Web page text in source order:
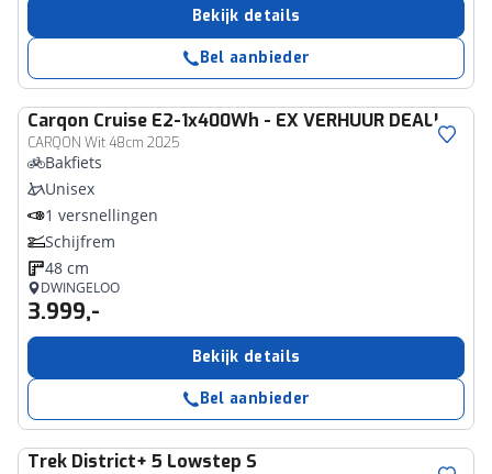
Bekijk details
Bel aanbieder
Carqon Cruise E2-1x400Wh - EX VERHUUR DEAL!
CARQON Wit 48cm 2025
Bakfiets
Unisex
1 versnellingen
Schijfrem
48 cm
DWINGELOO
3.999,-
Bekijk details
Bel aanbieder
Trek District+ 5 Lowstep S